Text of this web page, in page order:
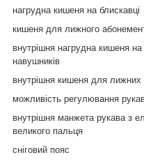
нагрудна кишеня на блискавці
кишеня для лижного
внутрішня нагрудна кишеня
навушників
внутрішня кишеня для лижних
можливість регулювання
внутрішня манжета рукава з
великого пальця
сніговий пояс